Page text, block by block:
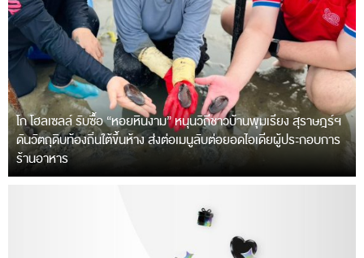
โก โฮลเซลล์ รับซื้อ “หอยหินงาม” หนุนวิถีชาวบ้านพุมเรียง สุราษฎร์ฯ
ดันวัตถุดิบท้องถิ่นใต้ขึ้นห้าง ส่งต่อเมนูลับต่อยอดไอเดียผู้ประกอบการ
ร้านอาหาร